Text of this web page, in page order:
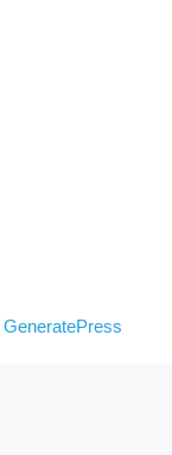
GeneratePress